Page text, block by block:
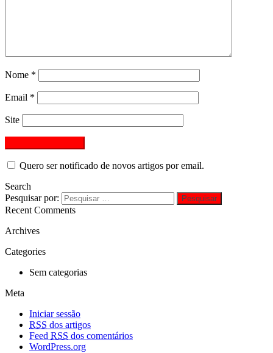
Nome *
Email *
Site
Quero ser notificado de novos artigos por email.
Search
Pesquisar por:
Recent Comments
Archives
Categories
Sem categorias
Meta
Iniciar sessão
RSS dos artigos
Feed RSS dos comentários
WordPress.org